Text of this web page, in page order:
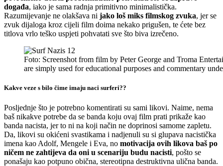
događa, iako je sama radnja primitivno minimalistička.
Razumijevanje ne olakšava ni jako loš miks filmskog zvuka, jer se
zvuk dijaloga kroz cijeli film doima nekako prigušen, te ćete bez
titlova vrlo teško uspjeti pohvatati sve što biva izrečeno.
Foto: Screenshot from film by Peter George and Troma
are simply used for educational purposes and commentary
Kakve veze s bilo čime imaju naci surferi??
Posljednje što je potrebno komentirati su sami likovi. Naime, nema
baš nikakve potrebe da se banda koju ovaj film prati prikaže kao
banda nacista, jer to ni na koji način ne doprinosi samome zapletu.
Da, likovi su okićeni svastikama i nadjenuli su si glupava nacistička
imena kao Adolf, Mengele i Eva, no motivacija ovih likova baš po
ničem ne zahtijeva da oni u scenariju budu nacisti, pošto se
ponašaju kao potpuno obična, stereotipna destruktivna ulična banda.